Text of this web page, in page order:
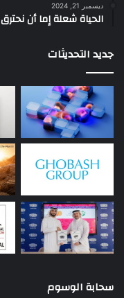
ديسمبر 21, 2024
الحياة شعلة إما أن
جديد التحديثات
سحابة الوسوم